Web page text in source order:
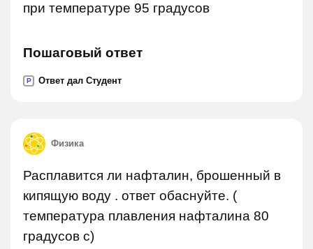
при температуре 95 градусов
Пошаговый ответ
P Ответ дал Студент
Физика
Расплавится ли нафталин, брошенный в
кипящую воду . ответ обаснуйте. (
температура плавления нафталина 80
градусов с)